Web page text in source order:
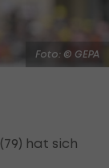
Foto: © GEPA
hat sich